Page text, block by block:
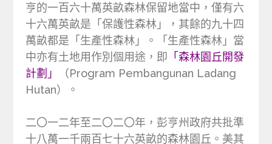
亨的一百六十萬英畝森林保留地當中，僅有六
十六萬英畝是「保護性森林」，其餘的九十四
萬畝都是「生產性森林」。「生產性森林」當
中亦有土地用作別個用途，即 「森林園丘開發
計劃」
（Program Pembangunan Ladang
Hutan）。
二〇一二年至二〇二〇年，彭亨州政府共批準
十八萬一千兩百七十六英畝的森林園丘。美其